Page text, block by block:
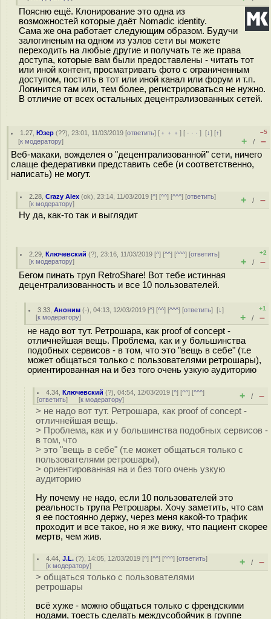
Поясню ещё. Клонирование это одна из
возможностей которые даёт Nomadic identity.
Сама же она работает следующим образом. Будучи
залогиненым на одном из узлов сети вы можете
переходить на любые другие и получать те же права
доступа, которые вам были предоставлены - читать тот
или иной контент, просматривать фото с ограниченным
доступом, постить в тот или иной канал или форум и т.п.
Логинится там или, тем более, регистрироваться не нужно.
В отличие от всех остальных децентрализованных сетей.
1.27 ,Юзер (??), 23:01, 11/03/2019 [ответить] [ ﹢﹢﹢] [ · · ·][↓] [↑]
[к модератору]
–5
+ / –
Веб-макаки, вожделея о "децентрализованной" сети, ничего
слаще федеративки представить себе (и соответственно,
написать) не могут.
2.28 ,Crazy Alex (ok), 23:14, 11/03/2019 [^] [^^] [^^^] [ответить]
[к модератору] + / –
Ну да, как-то так и выглядит
2.29 ,Ключевский (?), 23:16, 11/03/2019 [^] [^^] [^^^] [ответить]
[к модератору]
+2
+ / –
Бегом пинать труп RetroShare! Вот тебе истинная
децентрализованность и все 10 пользователей.
3.33 ,Аноним (-), 04:13, 12/03/2019 [^] [^^] [^^^] [ответить][↓]
[к модератору]
+1
+ / –
не надо вот тут. Ретрошара, как proof of concept -
отличнейшая вещь. Проблема, как и у большинства
подобных сервисов - в том, что это "вещь в себе" (т.е
может общаться только с пользователями ретрошары),
ориентированная на и без того очень узкую аудиторию
4.34 ,Ключевский (?), 04:54, 12/03/2019 [^] [^^] [^^^]
[ответить] [к модератору] + / –
> не надо вот тут. Ретрошара, как proof of concept -
отличнейшая вещь.
> Проблема, как и у большинства подобных сервисов -
в том, что
> это "вещь в себе" (т.е может общаться только с
пользователями ретрошары),
> ориентированная на и без того очень узкую
аудиторию
Ну почему не надо, если 10 пользователей это
реальность трупа Ретрошары. Хочу заметить, что сам
я ее постоянно держу, через меня какой-то трафик
проходит и все такое, но я же вижу, что пациент скорее
мертв, чем жив.
4.44 ,J.L. (?), 14:05, 12/03/2019 [^] [^^] [^^^] [ответить]
[к модератору] + / –
> общаться только с пользователями
ретрошары
всё хуже - можно общаться только с френдскими
нодами, тоесть сделать междусобойчик в группе